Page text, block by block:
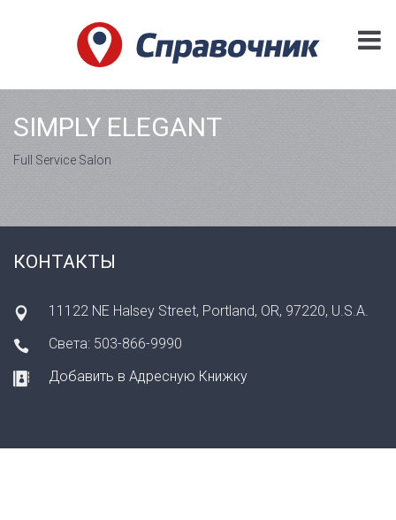
SIMPLY ELEGANT
Full Service Salon
КОНТАКТЫ
11122 NE Halsey Street, Portland, OR, 97220, U.S.A.
Света: 503-866-9990
Добавить в Адресную Книжку